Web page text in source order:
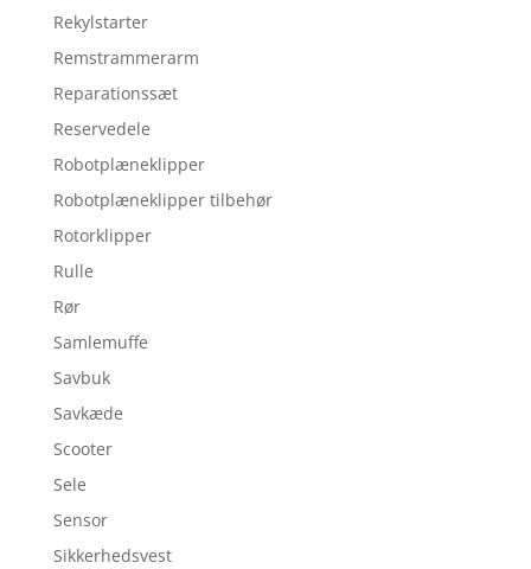
Rekylstarter
Remstrammerarm
Reparationssæt
Reservedele
Robotplæneklipper
Robotplæneklipper tilbehør
Rotorklipper
Rulle
Rør
Samlemuffe
Savbuk
Savkæde
Scooter
Sele
Sensor
Sikkerhedsvest